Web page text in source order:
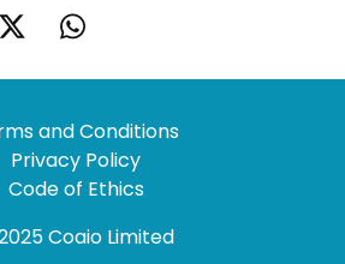
and Conditions
Privacy Policy
Code of Ethics
Coaio Limited